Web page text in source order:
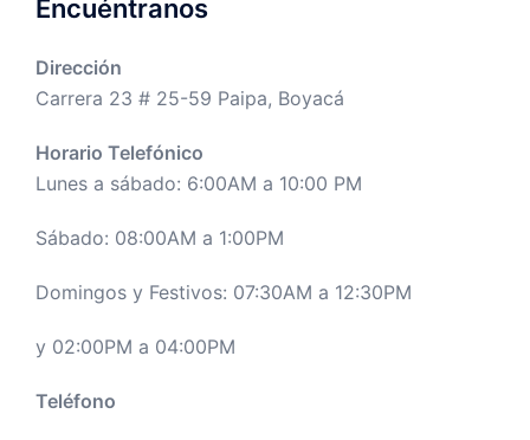
Encuéntranos
Dirección
Carrera 23 # 25-59 Paipa, Boyacá
Horario Telefónico
Lunes a sábado: 6:00AM a 10:00 PM
Sábado: 08:00AM a 1:00PM
Domingos y Festivos: 07:30AM a 12:30PM
y 02:00PM a 04:00PM
Teléfono